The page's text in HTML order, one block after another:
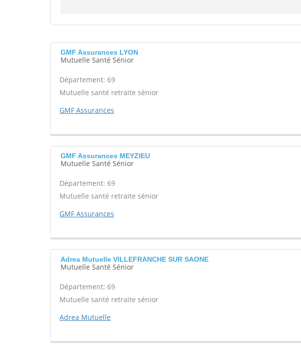
GMF Assurances LYON
Mutuelle Santé Sénior
Département: 69
Mutuelle santé retraite sénior
GMF Assurances
GMF Assurances MEYZIEU
Mutuelle Santé Sénior
Département: 69
Mutuelle santé retraite sénior
GMF Assurances
Adrea Mutuelle VILLEFRANCHE SUR SAONE
Mutuelle Santé Sénior
Département: 69
Mutuelle santé retraite sénior
Adrea Mutuelle